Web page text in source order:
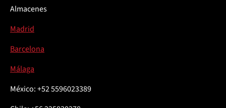
Almacenes
Madrid
Barcelona
Málaga
México: +52 5596023389